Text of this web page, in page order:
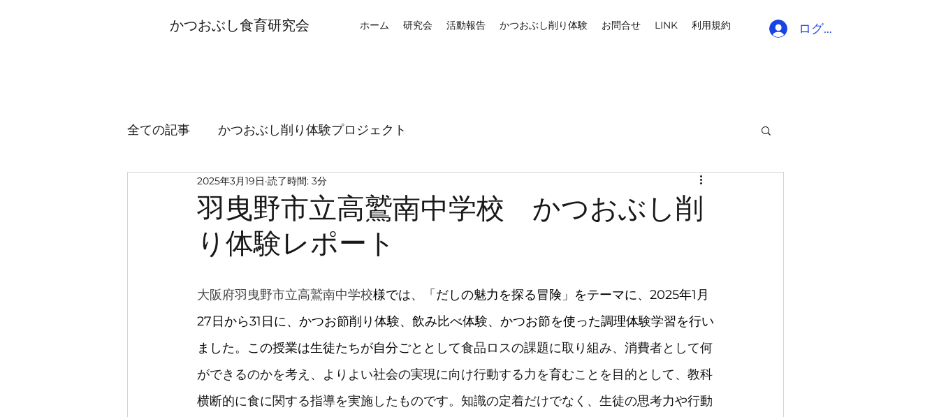
かつおぶし食育研究会 ホーム 研究会 活動報告 かつおぶし削り体験 お問合せ LINK 利用規約 ログイン
全ての記事 かつおぶし削り体験プロジェクト
羽曳野市立高鷲南中学校 かつおぶし削
り体験レポート
2025年3月19日 読了時間: 3分
大阪府羽曳野市立高鷲南中学校様では、「だしの魅力を探る冒険」をテーマに、2025年1月
27日から31日に、かつお節削り体験、飲み比べ体験、かつお節を使った調理体験学習を行い
ました。この授業は生徒たちが自分ごととして食品ロスの課題に取り組み、消費者として何
ができるのかを考え、よりよい社会の実現に向け行動する力を育むことを目的として、教科
横断的に食に関する指導を実施したものです。知識の定着だけでなく、生徒の思考力や行動